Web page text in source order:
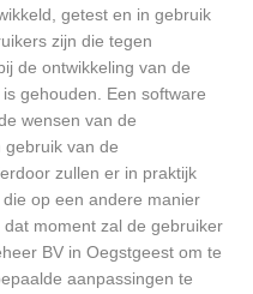
getest en in gebruik
zijn die tegen
de ontwikkeling van de
gehouden. Een software
wensen van de
van de
zullen er in praktijk
op een andere manier
moment zal de gebruiker
BV in Oegstgeest om te
aanpassingen te